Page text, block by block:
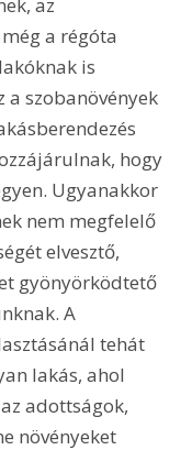
a régóta
is
a szobanövények
hogy
Ugyanakkor
nem megfelelő
elvesztő,
gyönyörködtető
A
tehát
lakás, ahol
adottságok,
növényeket